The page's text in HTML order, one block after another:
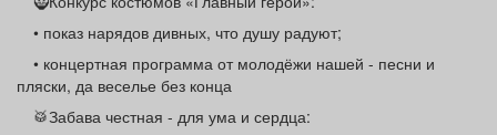
• показ нарядов дивных, что душу радуют;
• концертная программа от молодёжи нашей - песни и
пляски, да веселье без конца
🥁Забава честная - для ума и сердца: